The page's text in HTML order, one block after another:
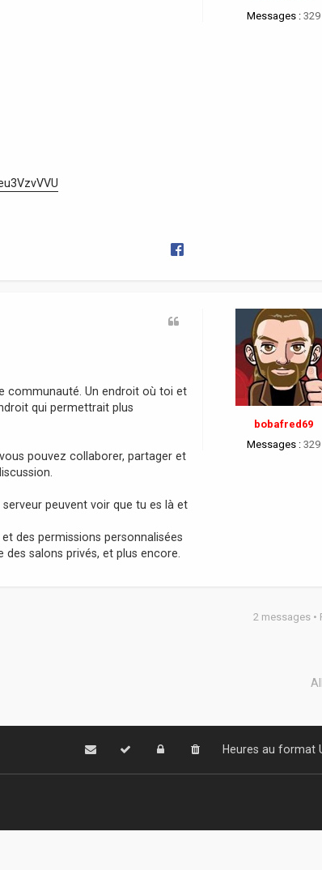
Messages : 329
bobafred69
Messages : 329
communauté. Un endroit où toi et
qui permettrait plus
pouvez collaborer, partager et
peuvent voir que tu es là et
des permissions personnalisées
salons privés, et plus encore.
2 messages •
Heures au format